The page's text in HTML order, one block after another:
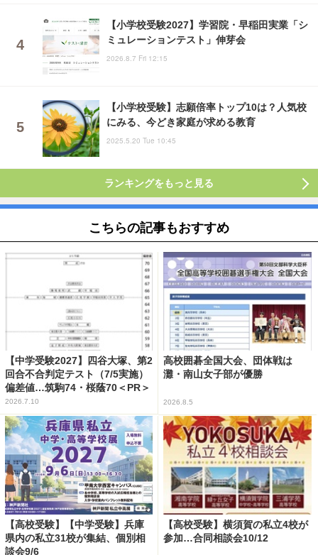
【小学校受験2027】学習院・早稲田実業「シ
ミュレーションテスト」伸芽会
2026.8.7 Fri 12:15
【小学校受験】志願倍率トップ10は？人気校
にみる、今どき家庭が求める教育
2025.5.20 Tue 10:45
ランキングをもっと見る
こちらの記事もおすすめ
【中学受験2027】四谷大塚、第2
回合不合判定テスト（7/5実施）
偏差値…筑駒74・桜蔭70＜PR＞
2026.7.10
高校囲碁全国大会、団体戦は
灘・南山女子部が優勝
2026.8.5
【高校受験】【中学受験】兵庫
県内の私立31校が集結、個別相
談会9/6
【高校受験】横須賀の私立4校が
参加…合同相談会10/12